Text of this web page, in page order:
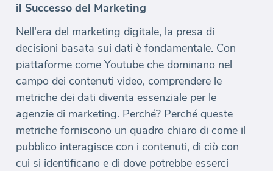
il Successo del Marketing
Nell'era del marketing digitale, la presa di
decisioni basata sui dati è fondamentale. Con
piattaforme come Youtube che dominano nel
campo dei contenuti video, comprendere le
metriche dei dati diventa essenziale per le
agenzie di marketing. Perché? Perché queste
metriche forniscono un quadro chiaro di come il
pubblico interagisce con i contenuti, di ciò con
cui si identificano e di dove potrebbe esserci